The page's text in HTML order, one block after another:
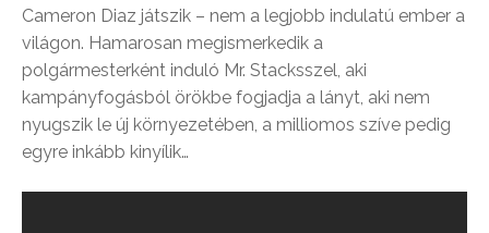
Cameron Diaz játszik – nem a legjobb indulatú ember a
világon. Hamarosan megismerkedik a
polgármesterként induló Mr. Stacksszel, aki
kampányfogásból örökbe fogjadja a lányt, aki nem
nyugszik le új környezetében, a milliomos szíve pedig
egyre inkább kinyílik…